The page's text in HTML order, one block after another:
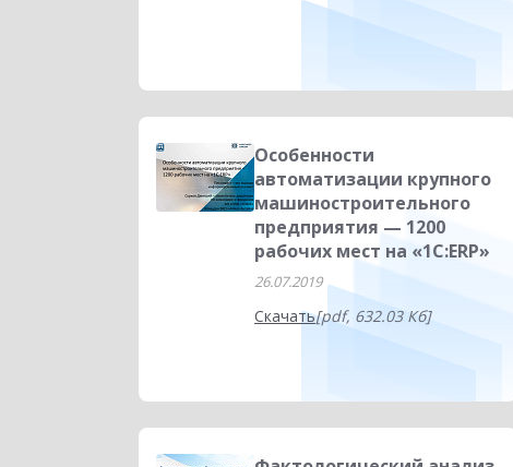
Особенности
автоматизации крупного
машиностроительного
предприятия — 1200
рабочих мест на «1С:ERP»
26.07.2019
Скачать[pdf, 632.03 Кб]